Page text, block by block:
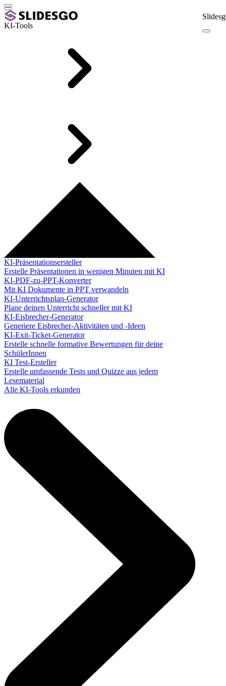
KI-Tools
KI-Präsentationsersteller
Erstelle Präsentationen in wenigen Minuten mit KI
KI-PDF-zu-PPT-Konverter
Mit KI Dokumente in PPT verwandeln
KI-Unterrichtsplan-Generator
Plane deinen Unterricht schneller mit KI
KI-Eisbrecher-Generator
Generiere Eisbrecher-Aktivitäten und -Ideen
KI-Exit-Ticket-Generator
Erstelle schnelle formative Bewertungen für deine
SchülerInnen
KI Test-Ersteller
Erstelle umfassende Tests und Quizze aus jedem
Lesematerial
Alle KI-Tools erkunden